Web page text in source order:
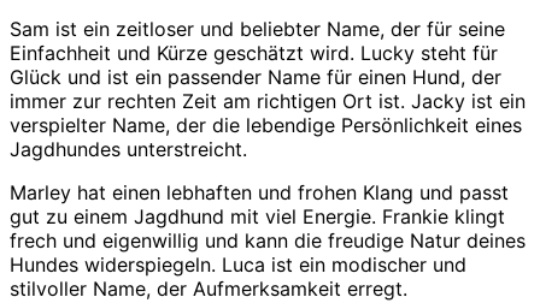
Sam ist ein zeitloser und beliebter Name, der für seine
Einfachheit und Kürze geschätzt wird. Lucky steht für
Glück und ist ein passender Name für einen Hund, der
immer zur rechten Zeit am richtigen Ort ist. Jacky ist ein
verspielter Name, der die lebendige Persönlichkeit eines
Jagdhundes unterstreicht.
Marley hat einen lebhaften und frohen Klang und passt
gut zu einem Jagdhund mit viel Energie. Frankie klingt
frech und eigenwillig und kann die freudige Natur deines
Hundes widerspiegeln. Luca ist ein modischer und
stilvoller Name, der Aufmerksamkeit erregt.